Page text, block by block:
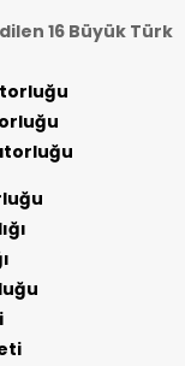
16 Büyük Türk